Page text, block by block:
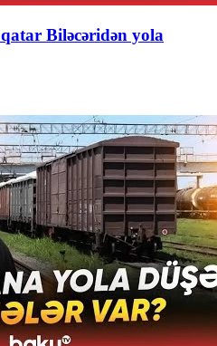
qatar Biləcəridən yola